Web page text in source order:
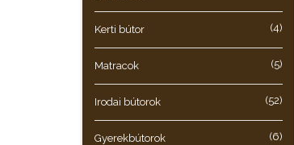
Kerti bútor (4)
Matracok (5)
Irodai bútorok (52)
Gyerekbútorok (6)